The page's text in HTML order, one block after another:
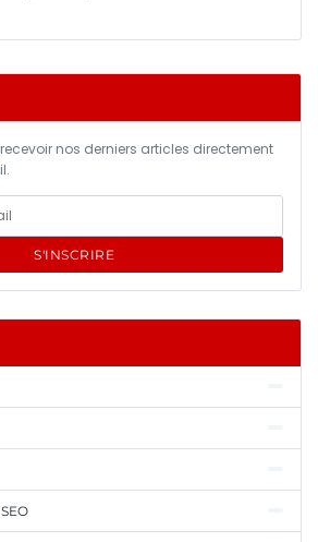
nos derniers articles directement
S'INSCRIRE